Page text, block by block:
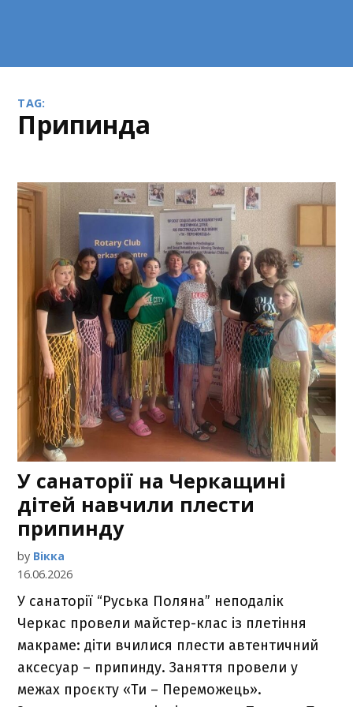
TAG:
припинда
У санаторії на Черкащині
дітей навчили плести
припинду
by Вікка
16.06.2026
У санаторії “Руська Поляна” неподалік
Черкас провели майстер-клас із плетіння
макраме: діти вчилися плести автентичний
аксесуар – припинду. Заняття провели у
межах проєкту «Ти – Переможець».